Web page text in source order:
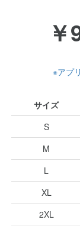
※アプ
サイズ
S
M
L
XL
2XL